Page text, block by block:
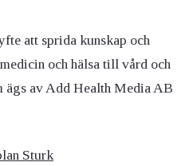
att sprida kunskap och
och hälsa till vård och
av Add Health Media AB
Sturk